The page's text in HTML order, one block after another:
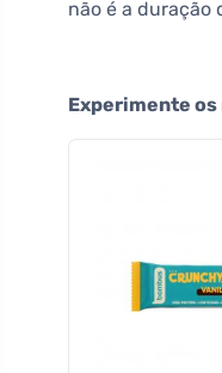
não é a duração
Experimente